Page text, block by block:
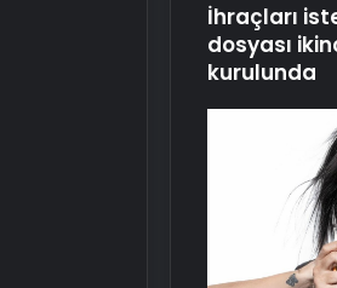
İhraçları
dosyası
kurulunda